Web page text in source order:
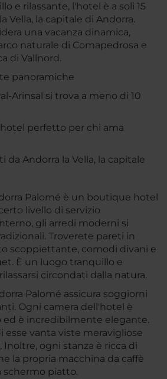
e rilassante, l'hotel è a soli 15
Vella, la capitale di Andorra.
una vacanza dinamica,
naturale di Comapedrosa e
di Vallnord.
panoramiche
Arinsal si trova a meno di 10
perfetto per chi ama
da Andorra la Vella, la capitale
Palomé è un boutique hotel
livello di servizio
gli arredi moderni si
Troverete pareti in
scoppiettante, comodi divani e
È un luogo tranquillo e
circondati dalla natura.
Palomé assicura soggiorni
Ogni camera dell'hotel è
ed è incredibilmente elegante.
esse vanta viste meravigliose
Inoltre, ogni stanza è ricca di
la propria macchina da caffè
schermo piatto.